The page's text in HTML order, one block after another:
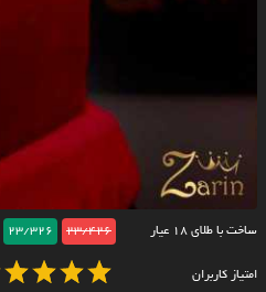
ساخت با طلای ۱۸ عیار 23/426
23/326
امتیاز کاربران